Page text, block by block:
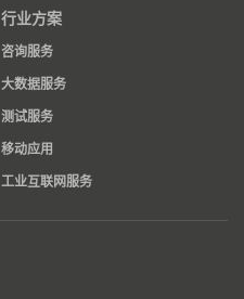
行业方案
咨询服务
大数据服务
测试服务
移动应用
工业互联网服务